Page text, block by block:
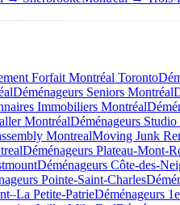
Forfait Montréal Toronto
Déménageurs Seniors Montréal
Immobiliers Montréal
MontréalDéménageurs
MontrealMoving Junk
Déménageurs Plateau-Mont-
Déménageurs Côte-des-
Pointe-Saint-Charles
Petite-PatrieDéménageurs